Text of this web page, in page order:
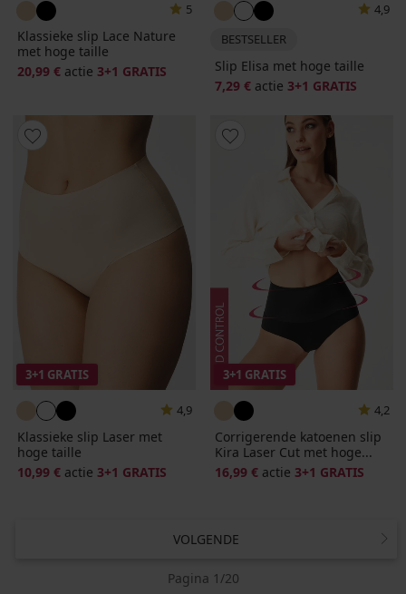
5
Klassieke slip Lace Nature
met hoge taille
20,99 € actie 3+1 GRATIS
4,9
BESTSELLER
Slip Elisa met hoge taille
7,29 € actie 3+1 GRATIS
3+1 GRATIS
4,9
Klassieke slip Laser met
hoge taille
10,99 € actie 3+1 GRATIS
3+1 GRATIS
4,2
Corrigerende katoenen slip
Kira Laser Cut met hoge...
16,99 € actie 3+1 GRATIS
VOLGENDE
Pagina 1/20